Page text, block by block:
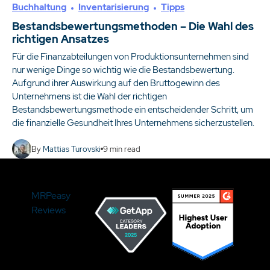
Buchhaltung Inventarisierung Tipps
Bestandsbewertungsmethoden – Die Wahl des
richtigen Ansatzes
Für die Finanzabteilungen von Produktionsunternehmen sind
nur wenige Dinge so wichtig wie die Bestandsbewertung.
Aufgrund ihrer Auswirkung auf den Bruttogewinn des
Unternehmens ist die Wahl der richtigen
Bestandsbewertungsmethode ein entscheidender Schritt, um
die finanzielle Gesundheit Ihres Unternehmens sicherzustellen.
By Mattias Turovski 9min read
MRPeasy
Reviews